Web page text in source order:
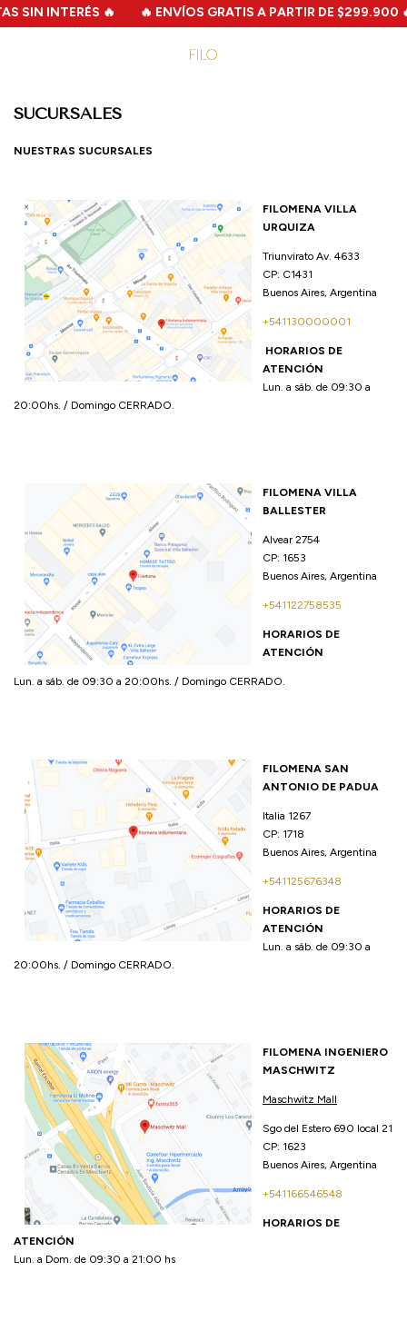
INTERÉS 🔥 🔥 ENVÍOS GRATIS A PARTIR DE $299.900 🔥
SUCURSALES
NUESTRAS SUCURSALES
FILOMENA VILLA
URQUIZA
Triunvirato Av. 4633
CP: C1431
Buenos Aires, Argentina
+541130000001
HORARIOS DE
ATENCIÓN
Lun. a sáb. de 09:30 a
20:00hs. / Domingo CERRADO.
FILOMENA VILLA
BALLESTER
Alvear 2754
CP: 1653
Buenos Aires, Argentina
+541122758535
HORARIOS DE
ATENCIÓN
Lun. a sáb. de 09:30 a 20:00hs. / Domingo CERRADO.
FILOMENA SAN
ANTONIO DE PADUA
Italia 1267
CP: 1718
Buenos Aires, Argentina
+541125676348
HORARIOS DE
ATENCIÓN
Lun. a sáb. de 09:30 a
20:00hs. / Domingo CERRADO.
FILOMENA INGENIERO
MASCHWITZ
Maschwitz Mall
Sgo del Estero 690 local 21
CP: 1623
Buenos Aires, Argentina
+541166546548
HORARIOS DE
ATENCIÓN
Lun. a Dom. de 09:30 a 21:00 hs